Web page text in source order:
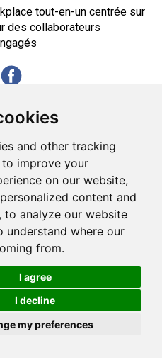
and other tracking
improve your
on our website,
content and
to analyze our website
understand where our
from.
I agree
I decline
my preferences
tout-en-un centrée sur
des collaborateurs
Plateforme
Connaissances
source